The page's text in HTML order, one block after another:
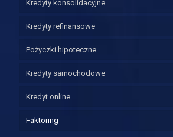
Kredyty konsolidacyjne
Kredyty refinansowe
Pożyczki hipoteczne
Kredyty samochodowe
Kredyt online
Faktoring